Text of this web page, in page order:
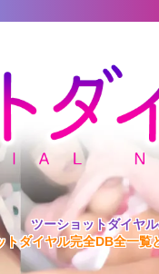
ツーショッ
ツーショットダイヤ
トダイヤル完全DB全一覧